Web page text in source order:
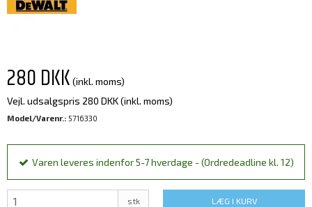
280 DKK (inkl. moms)
Vejl. udsalgspris 280 DKK(inkl. moms)
Model/Varenr.: 5716330
Varen leveres indenfor 5-7 hverdage - (Ordredeadline kl. 12)
stk LÆG I KURV